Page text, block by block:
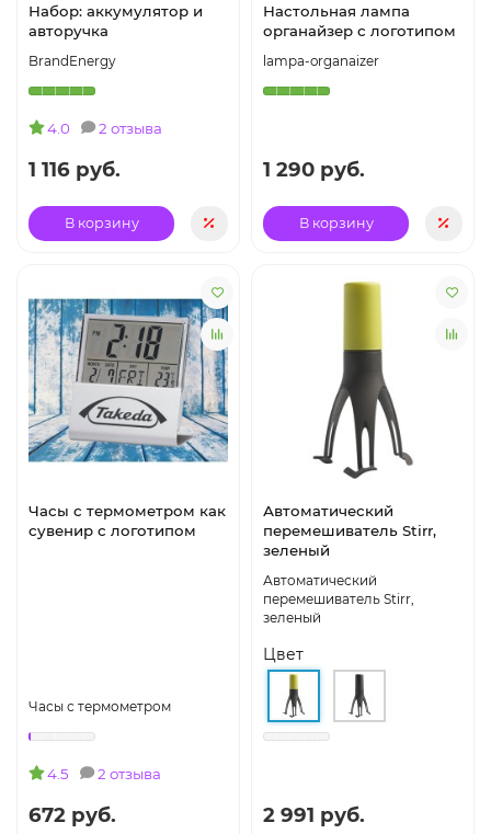
Набор: аккумулятор и
авторучка
BrandEnergy
4.0 2 отзыва
1 116 руб.
В корзину
Настольная лампа
органайзер с логотипом
lampa-organaizer
1 290 руб.
В корзину
Часы с термометром как
сувенир с логотипом
Часы с термометром
4.5 2 отзыва
672 руб.
Автоматический
перемешиватель Stirr,
зеленый
Автоматический
перемешиватель Stirr,
зеленый
Цвет
2 991 руб.